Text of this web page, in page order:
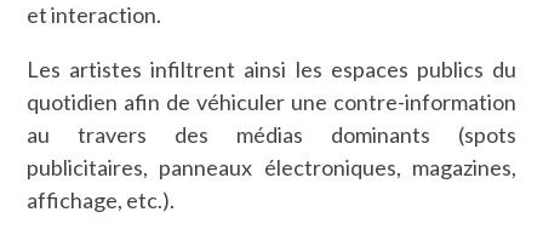
et interaction.
Les artistes infiltrent ainsi les espaces publics du
quotidien afin de véhiculer une contre-information
au travers des médias dominants (spots
publicitaires, panneaux électroniques, magazines,
affichage, etc.).